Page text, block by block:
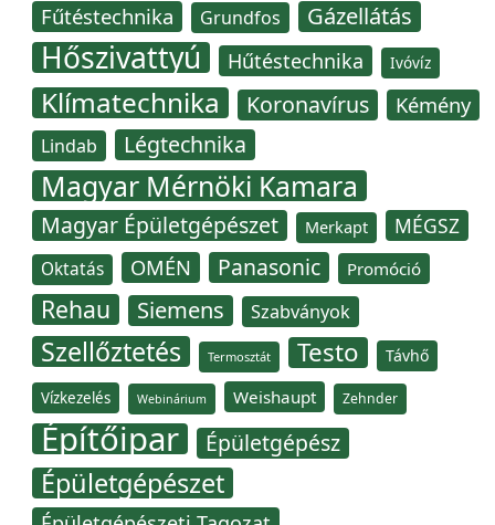
Fűtéstechnika Grundfos Gázellátás
Hőszivattyú Hűtéstechnika Ivóvíz
Klímatechnika Koronavírus Kémény
Lindab Légtechnika
Magyar Mérnöki Kamara
Magyar Épületgépészet Merkapt MÉGSZ
Oktatás OMÉN Panasonic Promóció
Rehau Siemens Szabványok
Szellőztetés Termosztát Testo Távhő
Vízkezelés Webinárium Weishaupt Zehnder
Építőipar Épületgépész
Épületgépészet